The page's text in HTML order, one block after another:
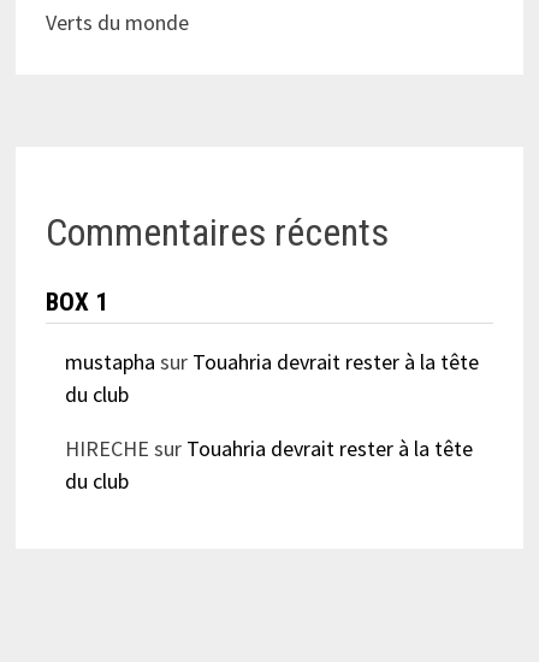
Verts du monde
Commentaires récents
BOX 1
mustapha sur Touahria devrait rester à la tête
du club
HIRECHE sur Touahria devrait rester à la tête
du club